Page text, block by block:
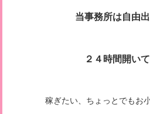
当事務所は自由出
２４時間開いて
稼ぎたい、ちょっとでもお